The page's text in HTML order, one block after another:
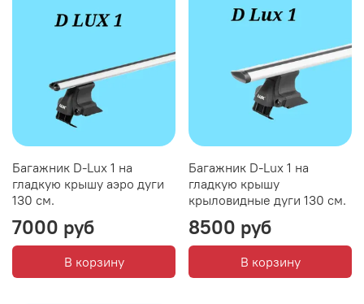
Багажник D-Lux 1 на
гладкую крышу аэро дуги
130 см.
7000 руб
В корзину
Багажник D-Lux 1 на
гладкую крышу
крыловидные дуги 130 см.
8500 руб
В корзину